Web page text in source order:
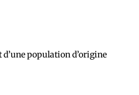
population d’origine